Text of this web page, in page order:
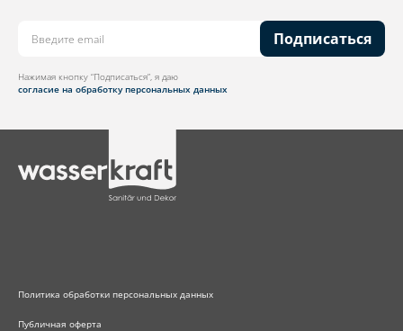
Подписаться
Нажимая кнопку “Подписаться”, я даю
согласие на обработку персональных данных
Политика обработки персональных данных
Публичная оферта